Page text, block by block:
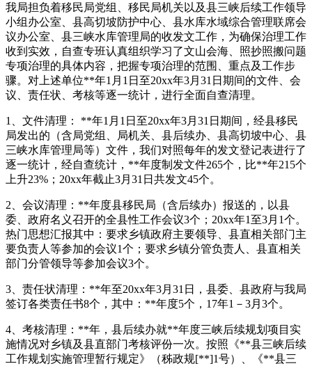
我局担负着移民局党组、移民局机关以及县三峡后续工作领导
小组办公室、县高切坡防护中心、县水库水域综合管理联席会
议办公室、县三峡水库管理局的收发文工作，为确保治理工作
收到实效，自查专班认真组织学习了文山会海、照抄照搬问题
专项治理的具体内容，把握专项治理的范围、重点及工作步
骤。对上述单位**年1月1日至20xx年3月31日期间的文件、会
议、责任状、考核等逐一统计，进行全面自查清理。
1、文件清理： **年1月1日至20xx年3月31日期间，经县移民
局发出的（含局党组、局机关、县后续办、县高切坡中心、县
三峡水库管理局等）文件，我们对照每年的发文登记表进行了
逐一统计，经自查统计，**年度制发文件265个，比**年215个
上升23%；20xx年截止3月31日共发文45个。
2、会议清理：**年度县移民局（含后续办）报送的，以县
委、政府名义召开的全县性工作会议3个；20xx年1至3月1个。
热门思想汇报其中：要求乡镇政府主要领导、县直相关部门主
要负责人等参加的会议1个；要求乡镇分管负责人、县直相关
部门分管领导等参加会议3个。
3、责任状清理：**年至20xx年3月31日，县委、县政府与我局
签订各类责任书8个，其中：**年度5个，17年1－3月3个。
4、考核清理：**年，县后续办就**年度三峡后续规划项目实
施情况对乡镇及县直部门考核评份一次。按照《**县三峡后续
工作规划实施管理暂行规定》（秭政规[**]1号）、《**县三